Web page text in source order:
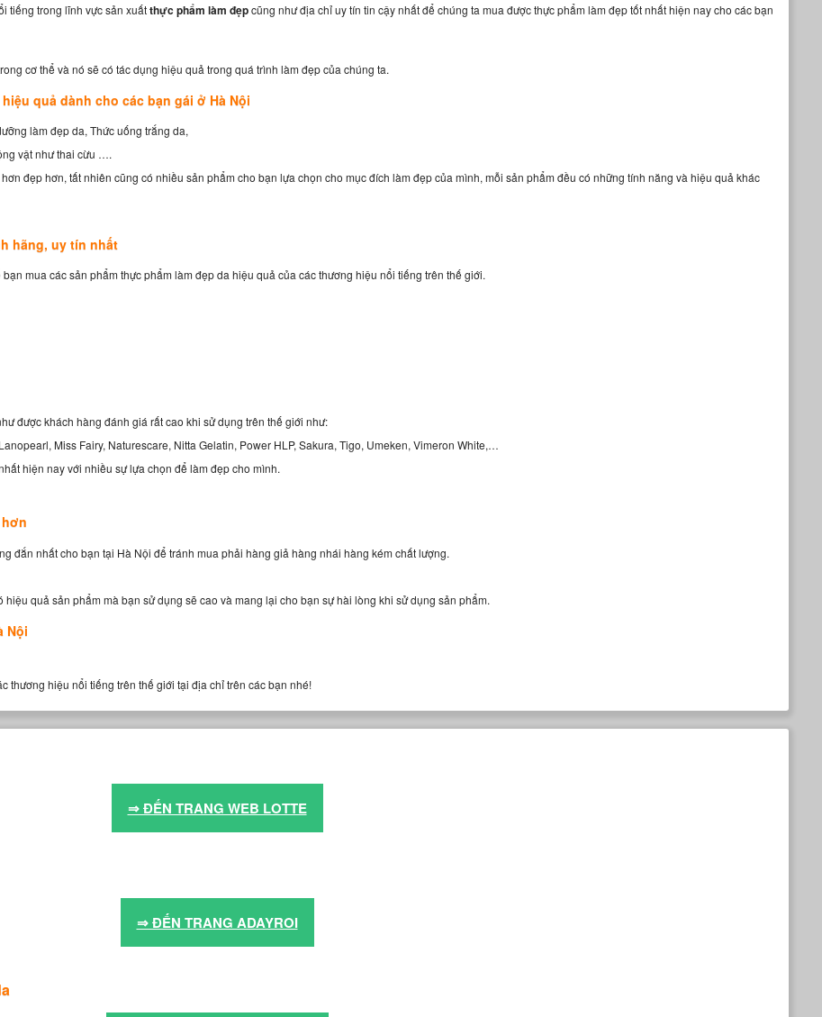
tiếng trong lĩnh vực sản xuấtthực phẩm làm đẹpcũng như địa chỉ uy tín tin cậy nhất để chúng ta mua được thực phẩm làm đẹp tốt nhất hiện nay cho các bạn
cơ thể và nó sẽ có tác dụng hiệu quả trong quá trình làm đẹp của chúng ta.
quả dành cho các bạn gái ở Hà Nội
làm đẹp da, Thức uống trắng da,
vật như thai cừu ….
đẹp hơn, tất nhiên cũng có nhiều sản phẩm cho bạn lựa chọn cho mục đích làm đẹp của mình, mỗi sản phẩm đều có những tính năng và hiệu quả khác
hãng, uy tín nhất
mua các sản phẩm thực phẩm làm đẹp da hiệu quả của các thương hiệu nổi tiếng trên thế giới.
được khách hàng đánh giá rất cao khi sử dụng trên thế giới như:
Miss Fairy, Naturescare, Nitta Gelatin, Power HLP, Sakura, Tigo, Umeken, Vimeron White,…
hiện nay với nhiều sự lựa chọn để làm đẹp cho mình.
đắn nhất cho bạn tại Hà Nội để tránh mua phải hàng giả hàng nhái hàng kém chất lượng.
quả sản phẩm mà bạn sử dụng sẽ cao và mang lại cho bạn sự hài lòng khi sử dụng sản phẩm.
Nội
thương hiệu nổi tiếng trên thế giới tại địa chỉ trên các bạn nhé!
⇒ ĐẾN TRANG WEB LOTTE
⇒ ĐẾN TRANG ADAYROI